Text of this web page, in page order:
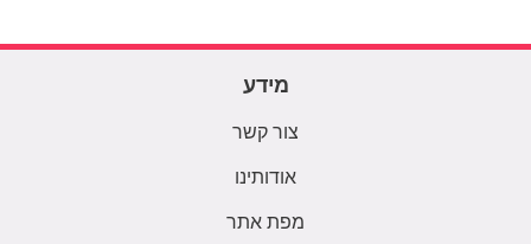
מידע
צור קשר
אודותינו
מפת אתר